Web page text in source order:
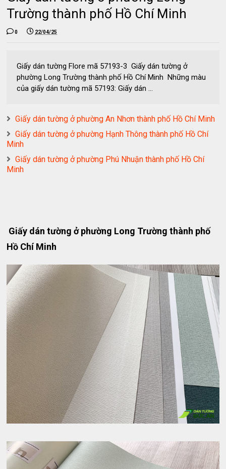
Trường thành phố Hồ Chí Minh
0 22/04/25
Giấy dán tường Flore mã 57193-3 Giấy dán tường ở
phường Long Trường thành phố Hồ Chí Minh Những màu
của giấy dán tường mã 57193: Giấy dán ...
Giấy dán tường ở phường An Nhơn thành phố Hồ Chí Minh
Giấy dán tường ở phường Hạnh Thông thành phố Hồ Chí
Minh
Giấy dán tường ở phường Phú Nhuận thành phố Hồ Chí
Minh
Giấy dán tường ở phường Long Trường thành phố
Hồ Chí Minh